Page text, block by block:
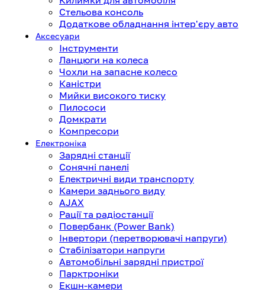
Стельова консоль
Додаткове обладнання інтер'єру авто
Аксесуари
Інструменти
Ланцюги на колеса
Чохли на запасне колесо
Каністри
Мийки високого тиску
Пилососи
Домкрати
Компресори
Електроніка
Зарядні станції
Сонячні панелі
Електричні види транспорту
Камери заднього виду
AJAX
Рації та радіостанції
Повербанк (Power Bank)
Інвертори (перетворювачі напруги)
Стабілізатори напруги
Автомобільні зарядні пристрої
Парктроніки
Екшн-камери